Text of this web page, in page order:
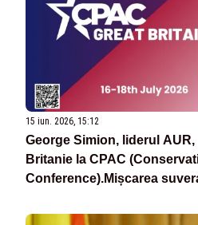
15 iun. 2026, 15:12
George Simion, liderul
Britanie la CPAC
Conference).Mișcarea